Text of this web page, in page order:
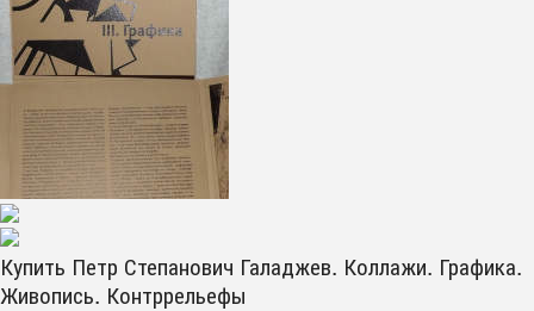
Купить Петр Степанович Галаджев. Коллажи. Графика.
Живопись. Контррельефы